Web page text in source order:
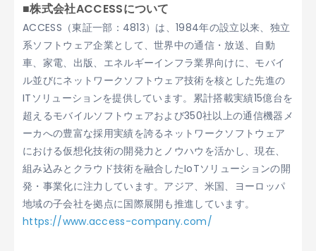
■株式会社ACCESSについて
ACCESS（東証一部：4813）は、1984年の設立以来、独立
系ソフトウェア企業として、世界中の通信・放送、自動
車、家電、出版、エネルギーインフラ業界向けに、モバイ
ル並びにネットワークソフトウェア技術を核とした先進の
ITソリューションを提供しています。累計搭載実績15億台を
超えるモバイルソフトウェアおよび350社以上の通信機器メ
ーカへの豊富な採用実績を誇るネットワークソフトウェア
における仮想化技術の開発力とノウハウを活かし、現在、
組み込みとクラウド技術を融合したIoTソリューションの開
発・事業化に注力しています。アジア、米国、ヨーロッパ
地域の子会社を拠点に国際展開も推進しています。
https://www.access-company.com/